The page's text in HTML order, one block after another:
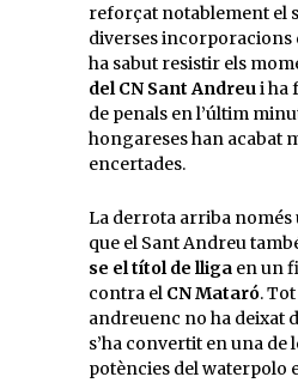
reforçat notablement el
diverses incorporacions
ha sabut resistir els
del CN Sant Andreui ha
de penals en l’últim
hongareses han acabat
encertades.
La derrota arriba només
que el Sant Andreu
se el títol de lliga en un
contra el CN Mataró.
andreuenc no ha deixat
s’ha convertit en una de
potències del waterpolo